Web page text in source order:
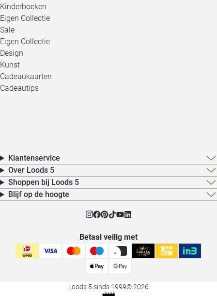
Kinderboeken
Eigen Collectie
Sale
Eigen Collectie
Design
Kunst
Cadeaukaarten
Cadeautips
Klantenservice
Over Loods 5
Shoppen bij Loods 5
Blijf op de hoogte
Betaal veilig met
Loods 5 sinds 1999© 2026